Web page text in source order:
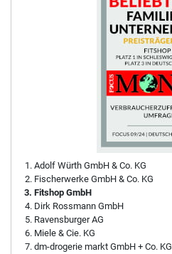
Adolf Würth GmbH & Co. KG
Fischerwerke GmbH & Co. KG
Fitshop GmbH
Dirk Rossmann GmbH
Ravensburger AG
Miele & Cie. KG
dm-drogerie markt GmbH + Co. KG